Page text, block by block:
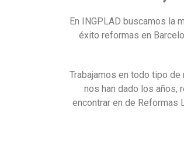
En INGPLAD buscamos la
éxito reformas en
Trabajamos en todo tipo
nos han dado los años,
encontrar en de Reformas